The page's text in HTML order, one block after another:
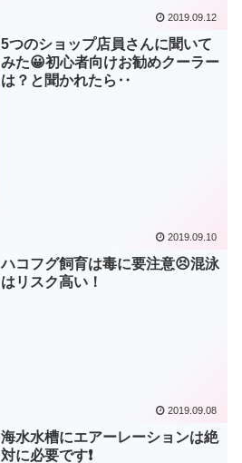
2019.09.12
5つのショップ店員さんに聞いて
みた😀初心者向けお勧めクーラー
は？と聞かれたら‥
2019.09.10
ハコフグ飼育は毒に要注意😣混泳
はリスク高い！
2019.09.08
海水水槽にエアーレーションは絶
対に必要です❗